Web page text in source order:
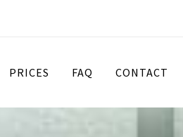
PRICES FAQ CONTACT